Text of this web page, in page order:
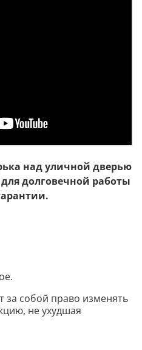
над уличной дверью
долговечной работы
за собой право изменять
не ухудшая